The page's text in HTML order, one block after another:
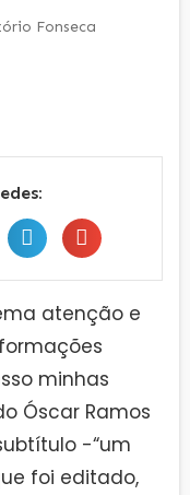
Fonseca
atenção e
minhas
Óscar Ramos
-“um
foi editado,